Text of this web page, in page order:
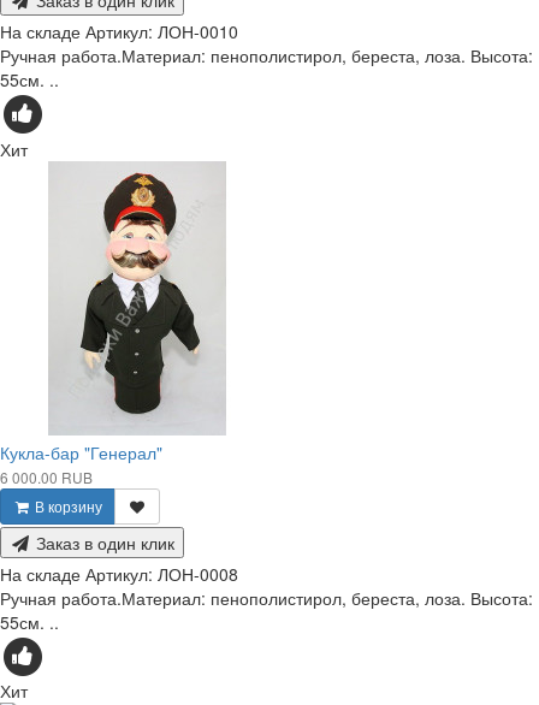
На складе Артикул: ЛОН-0010
Ручная работа.Материал: пенополистирол, береста, лоза. Высота:
55см. ..
Хит
Кукла-бар "Генерал"
6 000.00 RUB
В корзину
Заказ в один клик
На складе Артикул: ЛОН-0008
Ручная работа.Материал: пенополистирол, береста, лоза. Высота:
55см. ..
Хит